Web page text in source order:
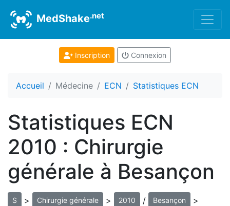
MedShake.net
Inscription Connexion
Accueil Médecine ECN Statistiques ECN
Statistiques ECN
2010 : Chirurgie
générale à Besançon
S > Chirurgie générale > 2010 / Besançon >